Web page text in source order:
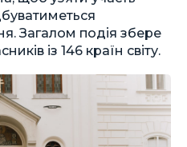
Загалом подія збере
із 146 країн світу.